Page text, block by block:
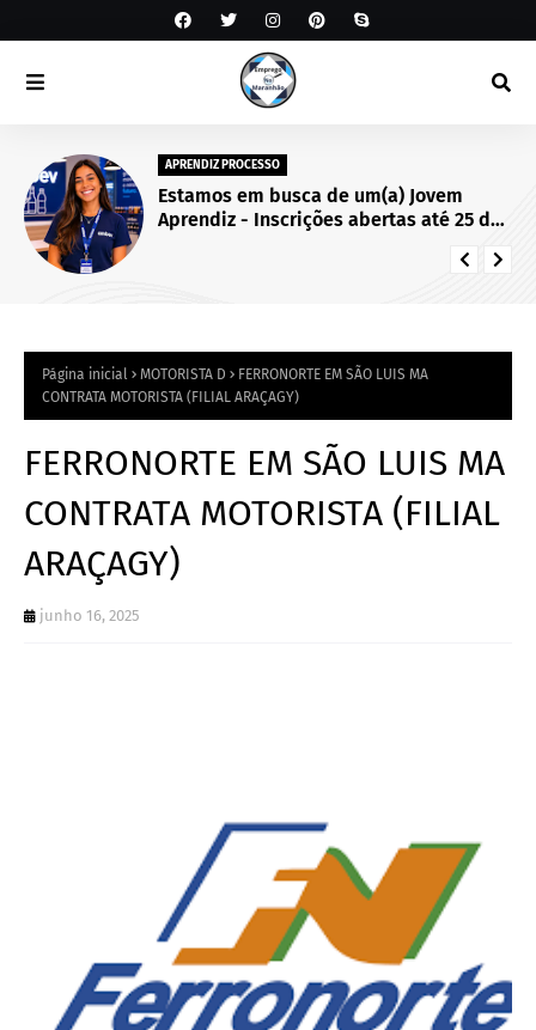
APRENDIZ PROCESSO
Estamos em busca de um(a) Jovem
Aprendiz - Inscrições abertas até 25 de
Página inicial MOTORISTA D
FERRONORTE EM SÃO LUIS MA
CONTRATA MOTORISTA (FILIAL ARAÇAGY)
FERRONORTE EM SÃO LUIS MA
CONTRATA MOTORISTA (FILIAL
ARAÇAGY)
junho 16, 2025